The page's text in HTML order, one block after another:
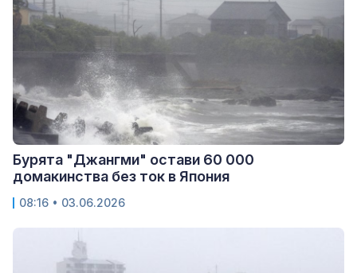
Бурята "Джангми" остави 60 000
домакинства без ток в Япония
08:16 • 03.06.2026